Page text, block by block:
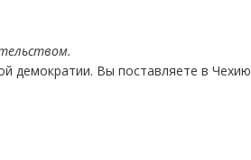
демократии. Вы поставляете в Чехию